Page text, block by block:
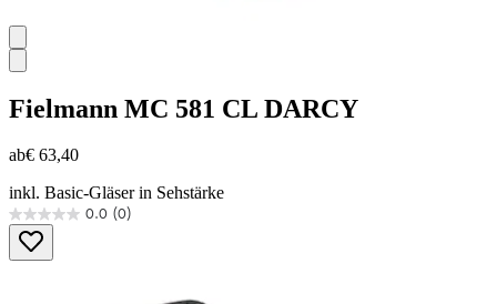
Fielmann MC 581 CL DARCY
ab€ 63,40
inkl. Basic-Gläser in Sehstärke
0.0 (0)
0.0
von
5